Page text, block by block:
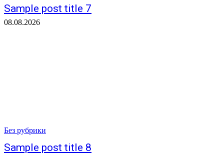
Sample post title 7
08.08.2026
Без рубрики
Sample post title 8